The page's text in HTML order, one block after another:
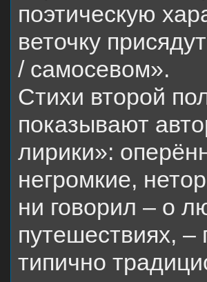
поэтическую
веточку
/ самосевом».
Стихи второй
показывают
лирики»:
негромкие,
ни говорил – о
путешествиях, –
типично